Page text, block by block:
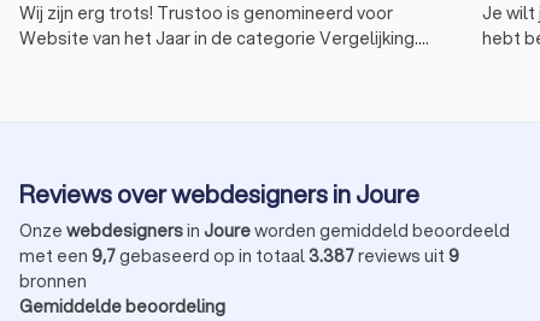
Wij zijn erg trots! Trustoo is genomineerd voor
Website van het Jaar in de categorie Vergelijking.
Je wilt
hebt
Reviews over webdesigners in Joure
Onze webdesignersin Joureworden gemiddeld beoordeeld
met een 9,7gebaseerd op in totaal3.387reviews uit 9
bronnen
Gemiddelde beoordeling